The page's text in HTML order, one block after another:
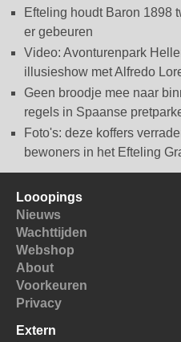
Efteling houdt Baron 1898
er gebeuren
Video: Avonturenpark
illusieshow met Alfredo
Geen broodje mee naar
regels in Spaanse
Foto's: deze koffers
bewoners in het Efteling
Looopings
Nieuws
Wachttijden
Webshop
About
Voorkeuren
Privacy
Extern